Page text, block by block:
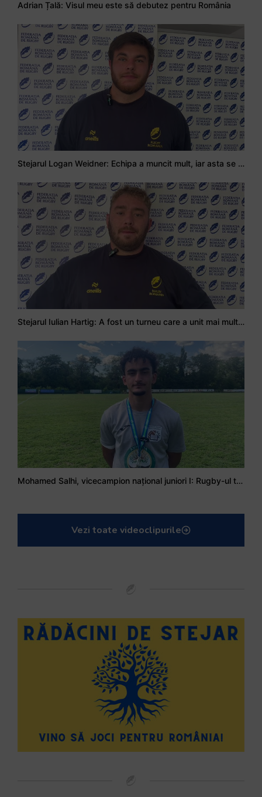
Adrian Țală: Visul meu este să debutez pentru România
Stejarul Logan Weidner: Echipa a muncit mult, iar asta se va vedea în meciurile de la Nations Cup
Stejarul Iulian Hartig: A fost un turneu care a unit mai mult echipa
Mohamed Salhi, vicecampion național juniori I: Rugby-ul te învață să accepți și înfrângerile
Vezi toate videoclipurile